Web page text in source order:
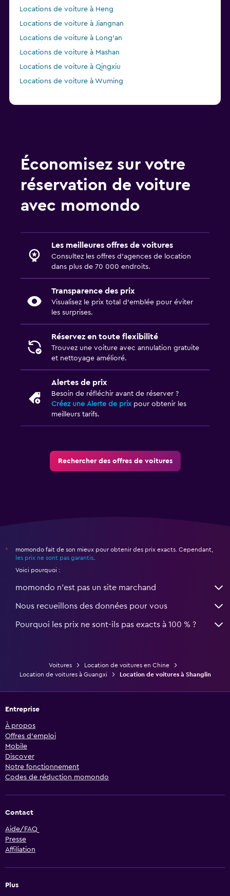
Locations de voiture à Heng
Locations de voiture à Jiangnan
Locations de voiture à Long'an
Locations de voiture à Mashan
Locations de voiture à Qingxiu
Locations de voiture à Wuming
Économisez sur votre
réservation de voiture
avec momondo
Les meilleures offres de voitures
Consultez les offres d’agences de location
dans plus de 70 000 endroits.
Transparence des prix
Visualisez le prix total d’emblée pour éviter
les surprises.
Réservez en toute flexibilité
Trouvez une voiture avec annulation gratuite
et nettoyage amélioré.
Alertes de prix
Besoin de réfléchir avant de réserver ?
Créez une Alerte de prixpour obtenir les
meilleurs tarifs.
Rechercher des offres de voitures
*
momondo fait de son mieux pour obtenir des prix exacts. Cependant,
les prix ne sont pas garantis.
Voici pourquoi :
momondo n'est pas un site marchand
Nous recueillons des données pour vous
Pourquoi les prix ne sont-ils pas exacts à 100 % ?
Voitures
Location de voitures en Chine
Location de voitures à Guangxi
Location de voitures à Shanglin
Entreprise
À propos
Offres d’emploi
Mobile
Discover
Notre fonctionnement
Codes de réduction momondo
Contact
Aide/FAQ
Presse
Affiliation
Plus